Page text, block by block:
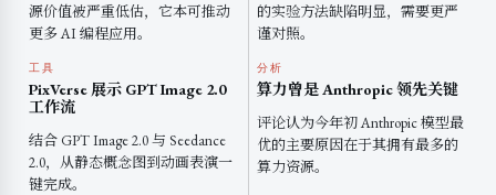
源价值被严重低估，它本可推动
更多 AI 编程应用。
工具
PixVerse 展示 GPT Image 2.0
工作流
结合 GPT Image 2.0 与 Seedance
2.0，从静态概念图到动画表演一
键完成。
的实验方法缺陷明显，需要更严
谨对照。
分析
算力曾是 Anthropic 领先关键
评论认为今年初 Anthropic 模型最
优的主要原因在于其拥有最多的
算力资源。